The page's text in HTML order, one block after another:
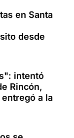
en Santa
desde
intentó
Rincón,
a la